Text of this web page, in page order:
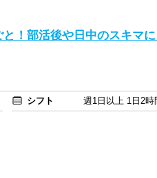
！部活後や日中のスキマ
シフト
週1日以上 1日2時